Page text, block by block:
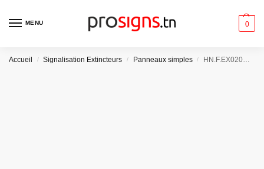
MENU 0
Accueil / Signalisation Extincteurs / Panneaux simples / HN.F.EX020G – Extincteur à Gauche